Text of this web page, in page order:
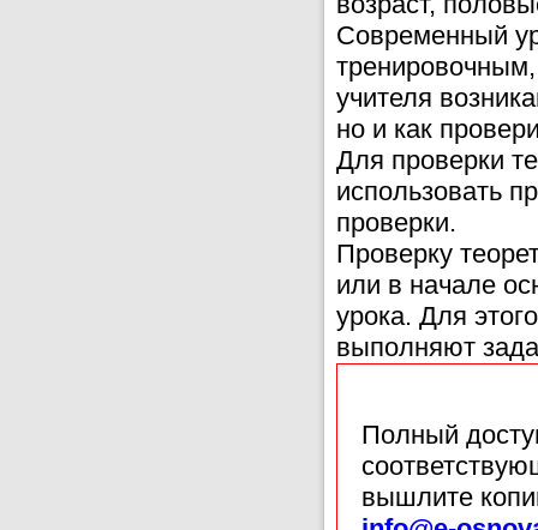
Современный
учителя
но и как
Для проверки
использовать
проверки.
Проверку
или в начале
урока. Для
выполняют
Полный
вышлите